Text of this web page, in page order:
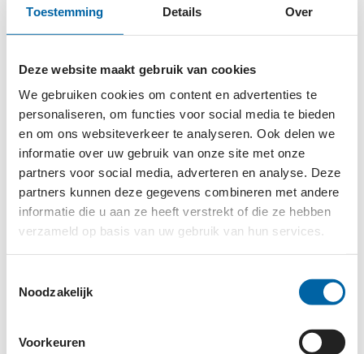
Toestemming Details Over
Deze website maakt gebruik van cookies
We gebruiken cookies om content en advertenties te
personaliseren, om functies voor social media te bieden
en om ons websiteverkeer te analyseren. Ook delen we
informatie over uw gebruik van onze site met onze
partners voor social media, adverteren en analyse. Deze
partners kunnen deze gegevens combineren met andere
informatie die u aan ze heeft verstrekt of die ze hebben
verzameld op basis van uw gebruik van hun services.
Noodzakelijk
Voorkeuren
FUNCTIE-EISEN EN PROFIEL
Wat breng je mee?
Je hebt een afgeronde opleiding op hbo-niveau
op het gebied van Marketing en hebt,
aantoonbaar, minimaal vijf jaar werkervaring.
Je bent helemaal thuis in de onlinewereld en
actuele marketingtrends.
Je kunt goed lijnen uitzetten en bewaken en zet
complexe verhalen om in de juiste
marketingstrategie.
Je werkt zelfstandig en proactief met oog voor
kwaliteit. Daarnaast ben je resultaatgericht en
Je houdt ervan je team te inspireren en te